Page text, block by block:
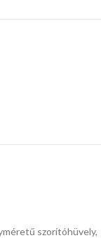
szorítóhüvely,